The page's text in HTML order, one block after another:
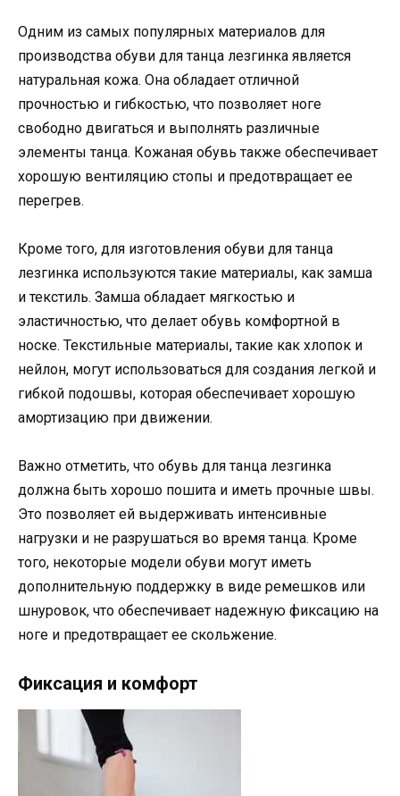
Одним из самых популярных материалов для
производства обуви для танца лезгинка является
натуральная кожа. Она обладает отличной
прочностью и гибкостью, что позволяет ноге
свободно двигаться и выполнять различные
элементы танца. Кожаная обувь также обеспечивает
хорошую вентиляцию стопы и предотвращает ее
перегрев.
Кроме того, для изготовления обуви для танца
лезгинка используются такие материалы, как замша
и текстиль. Замша обладает мягкостью и
эластичностью, что делает обувь комфортной в
носке. Текстильные материалы, такие как хлопок и
нейлон, могут использоваться для создания легкой и
гибкой подошвы, которая обеспечивает хорошую
амортизацию при движении.
Важно отметить, что обувь для танца лезгинка
должна быть хорошо пошита и иметь прочные швы.
Это позволяет ей выдерживать интенсивные
нагрузки и не разрушаться во время танца. Кроме
того, некоторые модели обуви могут иметь
дополнительную поддержку в виде ремешков или
шнуровок, что обеспечивает надежную фиксацию на
ноге и предотвращает ее скольжение.
Фиксация и комфорт